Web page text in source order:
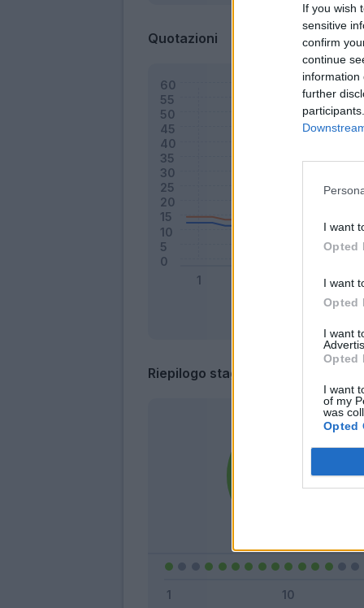
If you wish
sensitive
confirm
continue
information
further
I want
Opted
I want
Opted
I want
Opted
I want
of my
was
Opted
Quotazioni
Riepilogo stagione